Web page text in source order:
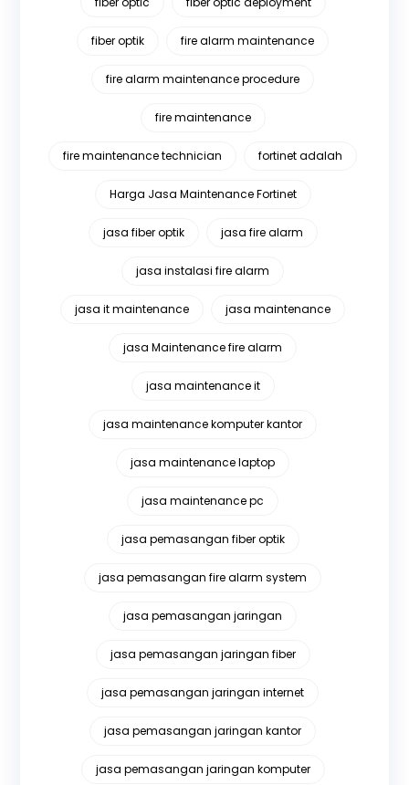
fiber optik fire alarm maintenance
fire alarm maintenance procedure
fire maintenance
fire maintenance technician fortinet adalah
Harga Jasa Maintenance Fortinet
jasa fiber optik jasa fire alarm
jasa instalasi fire alarm
jasa it maintenance jasa maintenance
jasa Maintenance fire alarm
jasa maintenance it
jasa maintenance komputer kantor
jasa maintenance laptop
jasa maintenance pc
jasa pemasangan fiber optik
jasa pemasangan fire alarm system
jasa pemasangan jaringan
jasa pemasangan jaringan fiber
jasa pemasangan jaringan internet
jasa pemasangan jaringan kantor
jasa pemasangan jaringan komputer